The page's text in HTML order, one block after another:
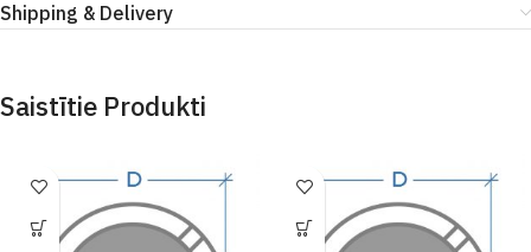
Shipping & Delivery
Saistītie Produkti